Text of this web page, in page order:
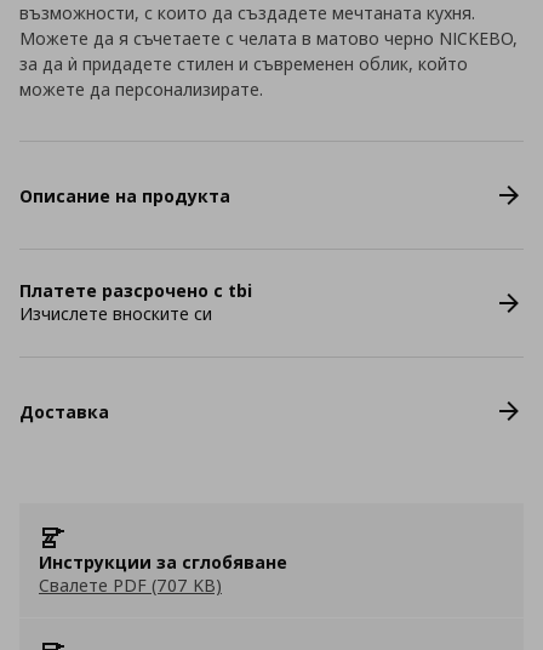
възможности, с които да създадете мечтаната кухня.
Можете да я съчетаете с челата в матово черно NICKEBO,
за да ѝ придадете стилен и съвременен облик, който
можете да персонализирате.
Описание на продукта
Платете разсрочено с tbi
Изчислете вноските си
Доставка
Инструкции за сглобяване
Свалете PDF (707 KB)